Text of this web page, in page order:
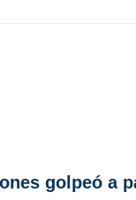
golpeó a